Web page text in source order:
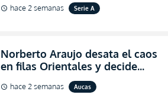
2026
schedule hace 2 semanas Serie A
Norberto Araujo desata el caos
en filas Orientales y decide
abandonar la dirección técnica
de Aucas
schedule hace 2 semanas Aucas